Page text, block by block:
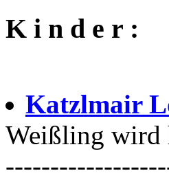
K i n d e r :
Katzlmair
Weißling wird